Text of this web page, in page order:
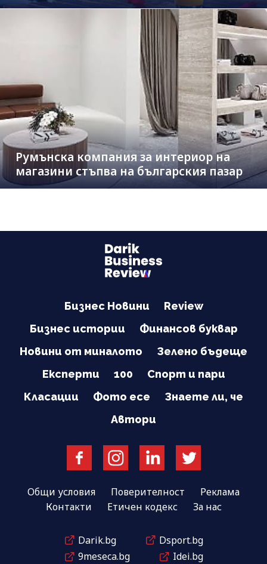
Румънска компания за интериор на
магазини стъпва на българския пазар
Бизнес Новини
Review
Бизнес истории
Финансов буквар
Новини от миналото
Зелено бъдеще
Експерти
100
Спорт и пари
Класации
Фото есе
Знаете ли, че
Автори
Общи условия Поверителност
Реклама
Контакти
Етичен кодекс За нас
Darik.bg
Dsport.bg
9meseca.bg
Idei.bg